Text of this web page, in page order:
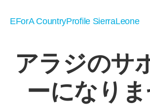
EForA CountryProfile SierraLeone
アラジのサ
ーになり